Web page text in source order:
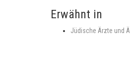
Erwähnt in
Jüdische Ärzte und